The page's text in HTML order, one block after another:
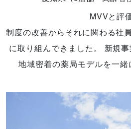
MVVと評
制度の改善からそれに関わる社
に取り組んできました。 新規
地域密着の薬局モデルを一緒